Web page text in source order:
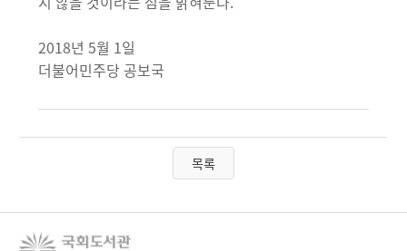
2018년 5월 1일
더불어민주당 공보국
목록